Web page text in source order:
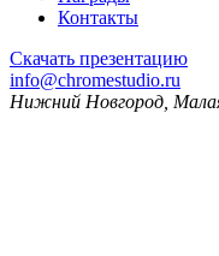
Контакты
Скачать презентацию
info@chromestudio.ru
Нижний Новгород,